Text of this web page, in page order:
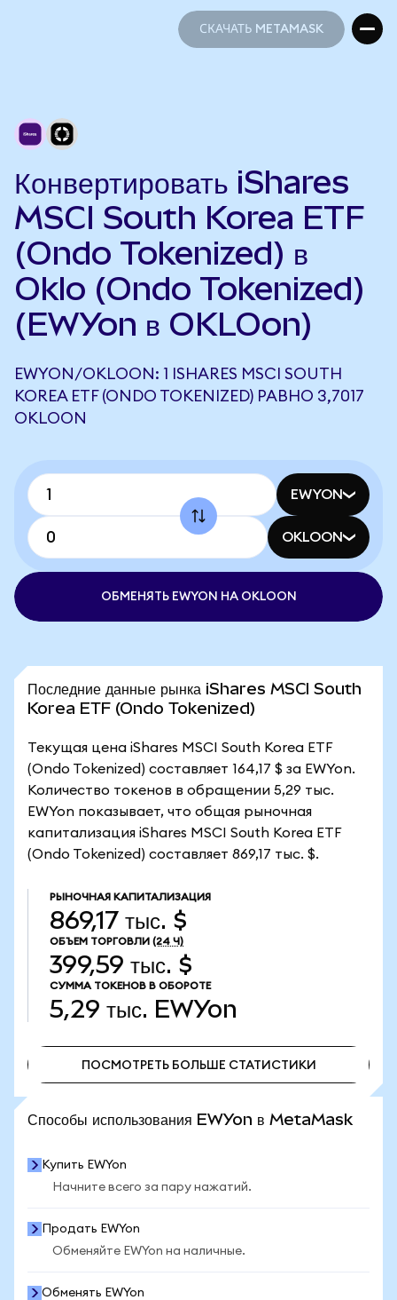
СКАЧАТЬ METAMASK
Конвертировать iShares
MSCI South Korea ETF
(Ondo Tokenized) в
Oklo (Ondo Tokenized)
(EWYon в OKLOon)
EWYON/OKLOON: 1 ISHARES MSCI SOUTH
KOREA ETF (ONDO TOKENIZED) РАВНО 3,7017
OKLOON
EWYON
OKLOON
ОБМЕНЯТЬ EWYON НА OKLOON
Последние данные рынка iShares MSCI South
Korea ETF (Ondo Tokenized)
Текущая цена iShares MSCI South Korea ETF
(Ondo Tokenized) составляет 164,17 $ за EWYon.
Количество токенов в обращении 5,29 тыс.
EWYon показывает, что общая рыночная
капитализация iShares MSCI South Korea ETF
(Ondo Tokenized) составляет 869,17 тыс. $.
РЫНОЧНАЯ КАПИТАЛИЗАЦИЯ
869,17 тыс. $
ОБЪЕМ ТОРГОВЛИ (24 Ч)
399,59 тыс. $
СУММА ТОКЕНОВ В ОБОРОТЕ
5,29 тыс. EWYon
ПОСМОТРЕТЬ БОЛЬШЕ СТАТИСТИКИ
Способы использования EWYon в MetaMask
Купить EWYon
Начните всего за пару нажатий.
Продать EWYon
Обменяйте EWYon на наличные.
Обменять EWYon